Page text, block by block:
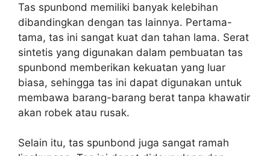
Tas spunbond memiliki banyak kelebihan
dibandingkan dengan tas lainnya. Pertama-
tama, tas ini sangat kuat dan tahan lama. Serat
sintetis yang digunakan dalam pembuatan tas
spunbond memberikan kekuatan yang luar
biasa, sehingga tas ini dapat digunakan untuk
membawa barang-barang berat tanpa khawatir
akan robek atau rusak.
Selain itu, tas spunbond juga sangat ramah